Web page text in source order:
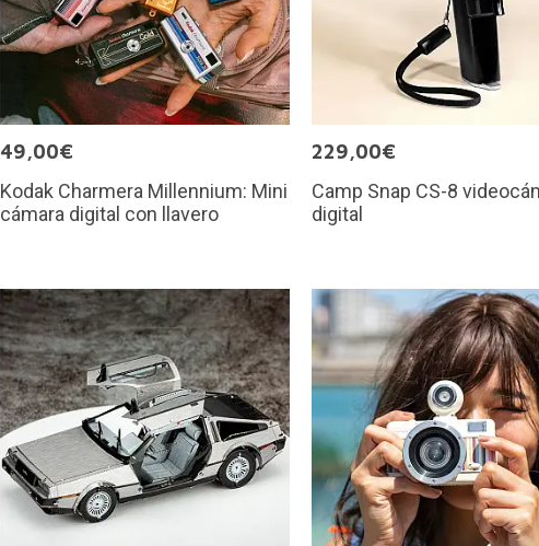
49,00€
Kodak Charmera Millennium: Mini
cámara digital con llavero
229,00€
Camp Snap CS-8
digital